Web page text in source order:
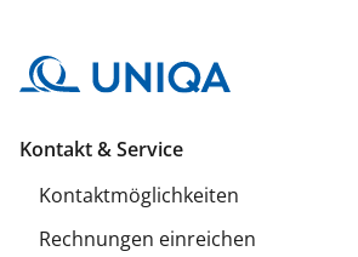
Kontakt & Service
Kontaktmöglichkeiten
Rechnungen einreichen